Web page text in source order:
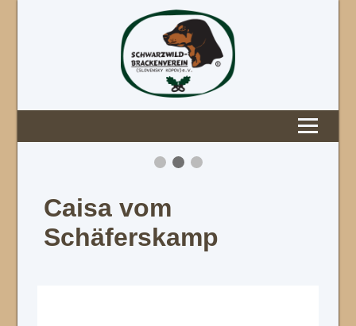
Caisa vom
Schäferskamp